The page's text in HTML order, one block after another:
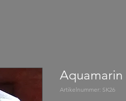
Aquamarin
Artikelnummer: SK26